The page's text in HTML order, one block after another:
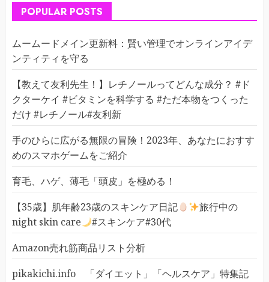
POPULAR POSTS
ムームードメイン更新料：賢い管理でオンラインアイデ
ンティティを守る
【教えて友利先生！】レチノールってどんな成分？ #ド
クターケイ #ビタミンを科学する #ただ本物をつくった
だけ #レチノール#友利新
手のひらに広がる無限の冒険！2023年、あなたにおすす
めのスマホゲームをご紹介
育毛、ハゲ、薄毛「頭皮」を極める！
【35歳】肌年齢23歳のスキンケア日記
旅行中の
night skin care
#スキンケア#30代
Amazon売れ筋商品リスト分析
pikakichi.info 「ダイエット」「ヘルスケア」特集記